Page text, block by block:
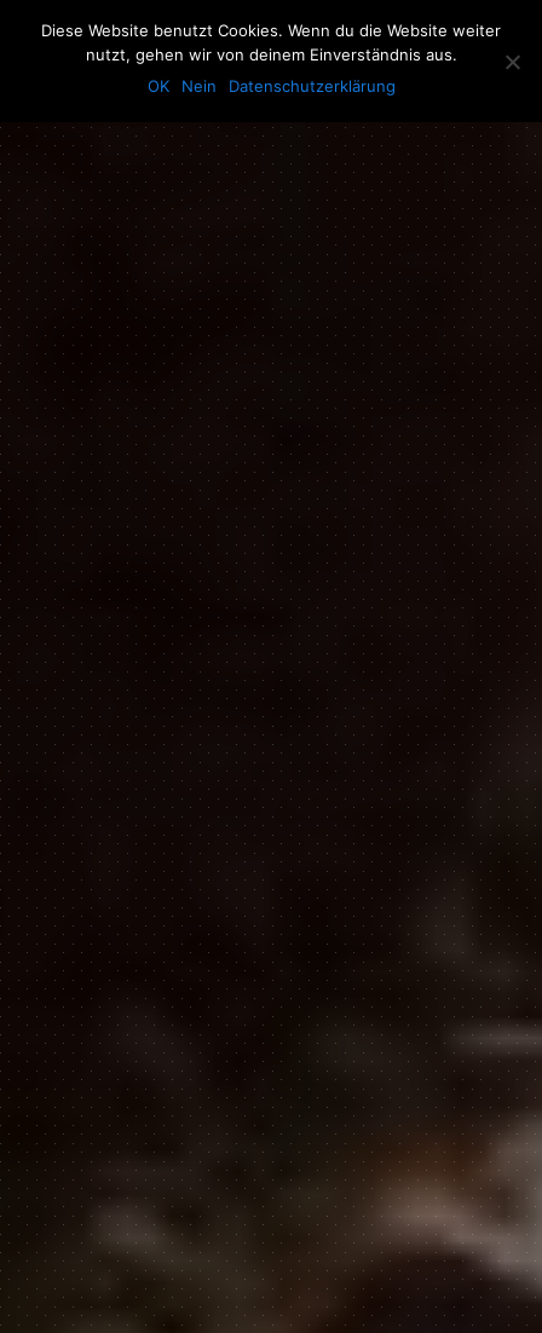
The Howling Men
Diese Website benutzt Cookies. Wenn du die Website weiter
nutzt, gehen wir von deinem Einverständnis aus.
OK
Nein Datenschutzerklärung